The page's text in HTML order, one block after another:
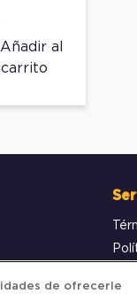
de ofrecerle